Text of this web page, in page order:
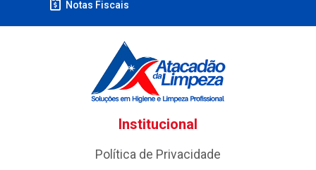
Notas Fiscais
Institucional
Política de Privacidade